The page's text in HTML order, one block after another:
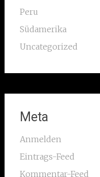
Peru
Südamerika
Uncategorized
Meta
Anmelden
Eintrags-Feed
Kommentar-Feed